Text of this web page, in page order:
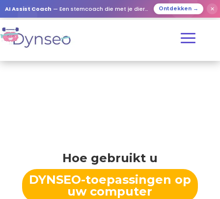
AI Assist Coach — Een stemcoach die met je dierbaren speelt Ontdekken → ✕
Hoe gebruikt u
DYNSEO-toepassingen op
uw computer